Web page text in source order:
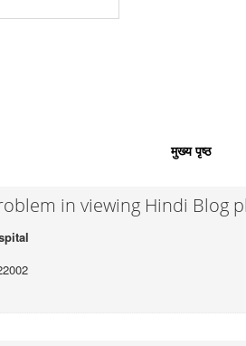
मुख्य पृष्ठ
in viewing Hindi Blog